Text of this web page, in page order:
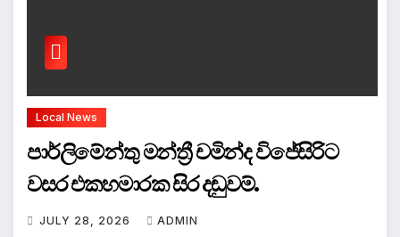
Local News
පාර්ලිමේන්තු මන්ත්‍රී චමින්ද විජේසිරිට
වසර එකහමාරක සිර දඬුවම්.
JULY 28, 2026 ADMIN